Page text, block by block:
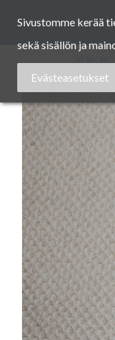
content
Sivustomme kerää
sekä sisällön ja
Evästeasetukset